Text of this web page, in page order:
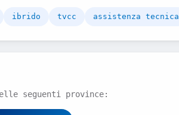
ibrido tvcc assistenza tecnica
nelle seguenti province: